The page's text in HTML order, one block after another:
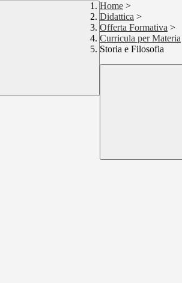
Home >
Didattica >
Offerta Formativa >
Curricula per Materia
Storia e Filosofia